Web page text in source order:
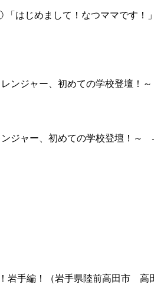
はじめまして！なつママです！」
ンジャー、初めての学校登壇！